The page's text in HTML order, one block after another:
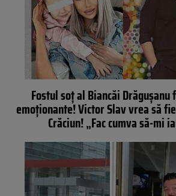
Fostul soț al Biancăi
emoționante! Victor Slav vrea să
Crăciun! „Fac cumva să-mi